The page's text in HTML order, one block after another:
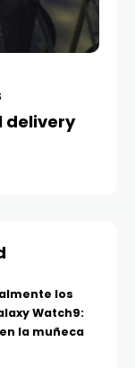
delivery
los
Watch9:
la muñeca